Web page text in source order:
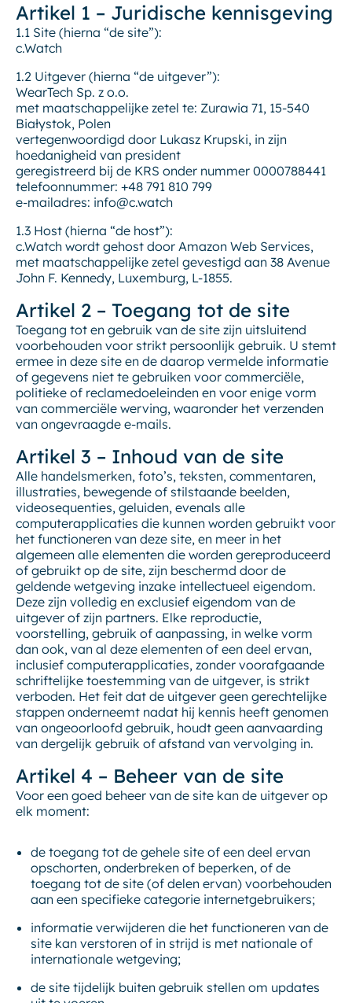
Artikel 1 – Juridische kennisgeving
1.1 Site (hierna “de site”):
c.Watch
1.2 Uitgever (hierna “de uitgever”):
WearTech Sp. z o.o.
met maatschappelijke zetel te: Zurawia 71, 15-540
Białystok, Polen
vertegenwoordigd door Lukasz Krupski, in zijn
hoedanigheid van president
geregistreerd bij de KRS onder nummer 0000788441
telefoonnummer: +48 791 810 799
e-mailadres: info@c.watch
1.3 Host (hierna “de host”):
c.Watch wordt gehost door Amazon Web Services,
met maatschappelijke zetel gevestigd aan 38 Avenue
John F. Kennedy, Luxemburg, L-1855.
Artikel 2 – Toegang tot de site
Toegang tot en gebruik van de site zijn uitsluitend
voorbehouden voor strikt persoonlijk gebruik. U stemt
ermee in deze site en de daarop vermelde informatie
of gegevens niet te gebruiken voor commerciële,
politieke of reclamedoeleinden en voor enige vorm
van commerciële werving, waaronder het verzenden
van ongevraagde e-mails.
Artikel 3 – Inhoud van de site
Alle handelsmerken, foto’s, teksten, commentaren,
illustraties, bewegende of stilstaande beelden,
videosequenties, geluiden, evenals alle
computerapplicaties die kunnen worden gebruikt voor
het functioneren van deze site, en meer in het
algemeen alle elementen die worden gereproduceerd
of gebruikt op de site, zijn beschermd door de
geldende wetgeving inzake intellectueel eigendom.
Deze zijn volledig en exclusief eigendom van de
uitgever of zijn partners. Elke reproductie,
voorstelling, gebruik of aanpassing, in welke vorm
dan ook, van al deze elementen of een deel ervan,
inclusief computerapplicaties, zonder voorafgaande
schriftelijke toestemming van de uitgever, is strikt
verboden. Het feit dat de uitgever geen gerechtelijke
stappen onderneemt nadat hij kennis heeft genomen
van ongeoorloofd gebruik, houdt geen aanvaarding
van dergelijk gebruik of afstand van vervolging in.
Artikel 4 – Beheer van de site
Voor een goed beheer van de site kan de uitgever op
elk moment:
de toegang tot de gehele site of een deel ervan
opschorten, onderbreken of beperken, of de
toegang tot de site (of delen ervan) voorbehouden
aan een specifieke categorie internetgebruikers;
informatie verwijderen die het functioneren van de
site kan verstoren of in strijd is met nationale of
internationale wetgeving;
de site tijdelijk buiten gebruik stellen om updates